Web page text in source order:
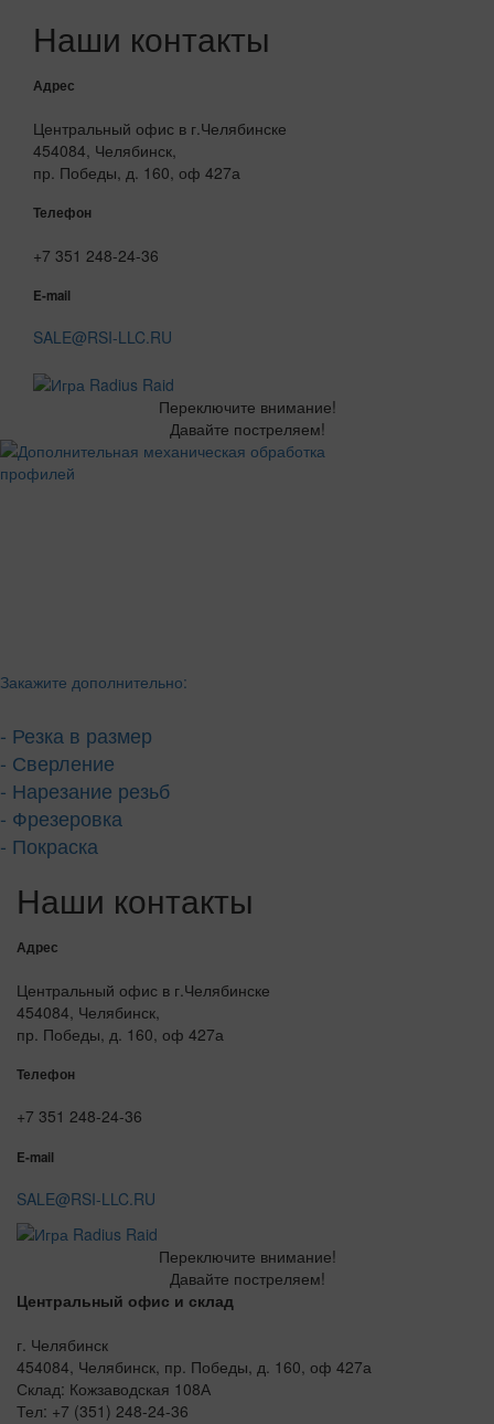
Наши контакты
Адрес
Центральный офис в г.Челябинске
454084, Челябинск,
пр. Победы, д. 160, оф 427а
Телефон
+7 351 248-24-36
E-mail
SALE@RSI-LLC.RU
Переключите внимание!
Давайте постреляем!
Закажите дополнительно:
- Резка в размер
- Сверление
- Нарезание резьб
- Фрезеровка
- Покраска
Наши контакты
Адрес
Центральный офис в г.Челябинске
454084, Челябинск,
пр. Победы, д. 160, оф 427а
Телефон
+7 351 248-24-36
E-mail
SALE@RSI-LLC.RU
Переключите внимание!
Давайте постреляем!
Центральный офис и склад
г. Челябинск
454084, Челябинск, пр. Победы, д. 160, оф 427а
Склад: Кожзаводская 108А
Тел: +7 (351) 248-24-36